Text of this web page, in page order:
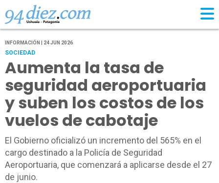
INFORMACIÓN | 24 JUN 2026
SOCIEDAD
Aumenta la tasa de
seguridad aeroportuaria
y suben los costos de los
vuelos de cabotaje
El Gobierno oficializó un incremento del 565% en el
cargo destinado a la Policía de Seguridad
Aeroportuaria, que comenzará a aplicarse desde el 27
de junio.